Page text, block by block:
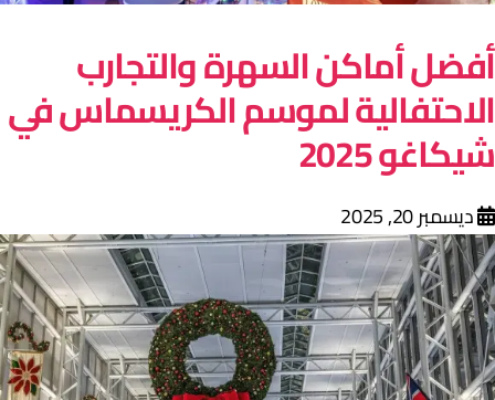
أماكن السهرة والتجارب
لموسم الكريسماس في
2025
ديسمبر 20, 2025